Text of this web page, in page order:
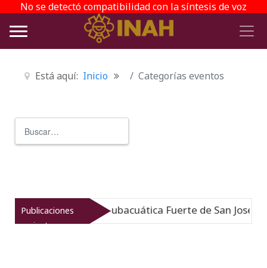
No se detectó compatibilidad con la síntesis de voz
Está aquí: Inicio Categorías eventos
Publicaciones
recientes
de Arqueología Subacuática Fuerte de San José